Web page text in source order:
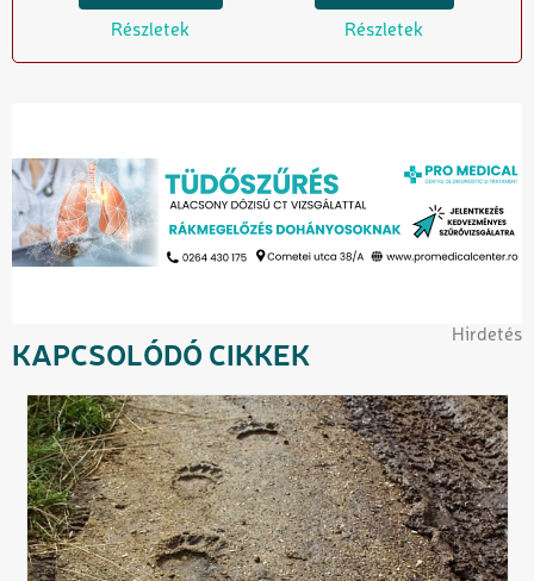
Részletek Részletek
Hirdetés
KAPCSOLÓDÓ CIKKEK